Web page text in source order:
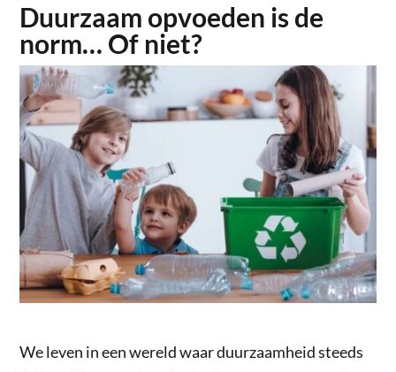
Duurzaam opvoeden is de
norm… Of niet?
We leven in een wereld waar duurzaamheid steeds